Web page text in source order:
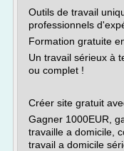
Outils de travail
professionnels
Formation gratuite
Un travail sérieux à
ou complet !
Créer site gratuit
Gagner 1000EUR,
travaille a domicile,
travail a domicile